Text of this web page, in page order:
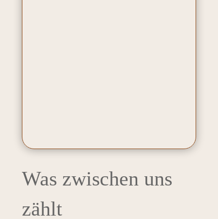
Was zwischen uns
zählt